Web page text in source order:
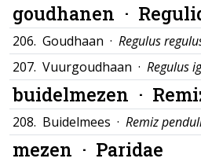
goudhanen ·
206. Goudhaan · Regulus
207. Vuurgoudhaan · Regulus
buidelmezen ·
208. Buidelmees · Remiz
mezen · Paridae